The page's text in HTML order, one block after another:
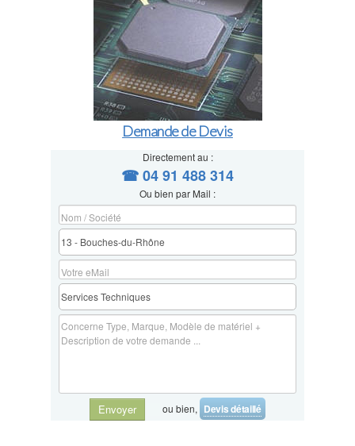
Exploitez la Puissance du M.2 : Installation Selon Votre
, Si votre carte mère est équipée d'un port M.2
disponible, à DREUX nous proposons l'installation de SSD M.2
SATA ou PCIe, selon les spécifications de votre modèle. Vous
pourrez ainsi exploiter pleinement la rapidité de cette technologie
Transfert de Données Sécurisé et Précis, Nous comprenons
l'importance de vos données personnelles et professionnelles.
C'est pourquoi nous prenons le plus grand soin de transférer vos
données récupérées sur le nouveau disque en respectant les
contenu reste intact et accessible comme avant, sans risque de
perte de données. Améliorez les performances de votre
ordinateur en optant pour notre service de remplacement de
disque dur et SSD. Faites confiance à notre équipe compétente
pour une migration en douceur vers la rapidité, la fiabilité et
l'efficacité d'un SSD.
à DREUX Contactez-nous dès aujourd'hui pour en savoir plus sur
nos services de réparation d'ordinateurs et pour planifier votre
remplacement de disque dur ou SSD. Votre satisfaction est notre
priorité absolue.
Demande de Devis
Directement au :
☎ 04 91 488 314
Ou bien par Mail :
Envoyer ou bien, Devis détaillé